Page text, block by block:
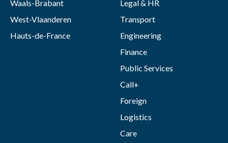
Waals-Brabant
West-Vlaanderen
Hauts-de-France
Legal & HR
Transport
Engineering
Finance
Public Services
Call+
Foreign
Logistics
Care